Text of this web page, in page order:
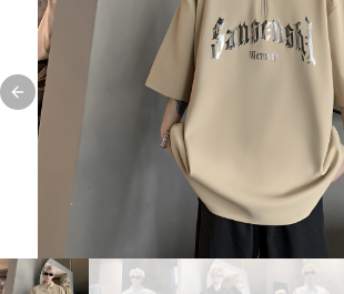
Previous slide